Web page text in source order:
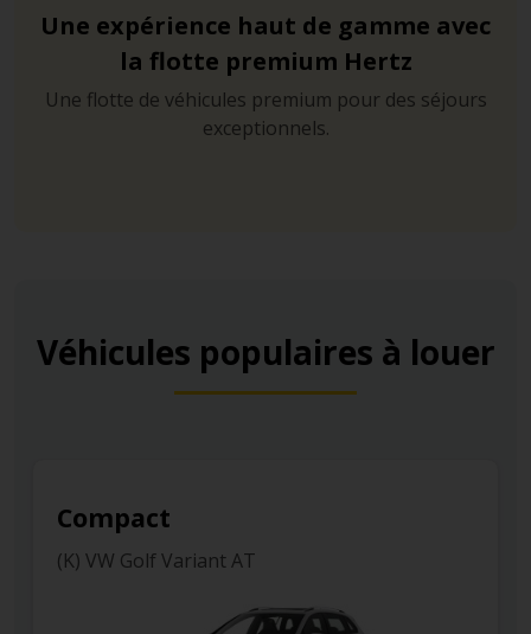
Une expérience haut de gamme avec
la flotte premium Hertz
Une flotte de véhicules premium pour des séjours
exceptionnels.
Véhicules populaires à louer